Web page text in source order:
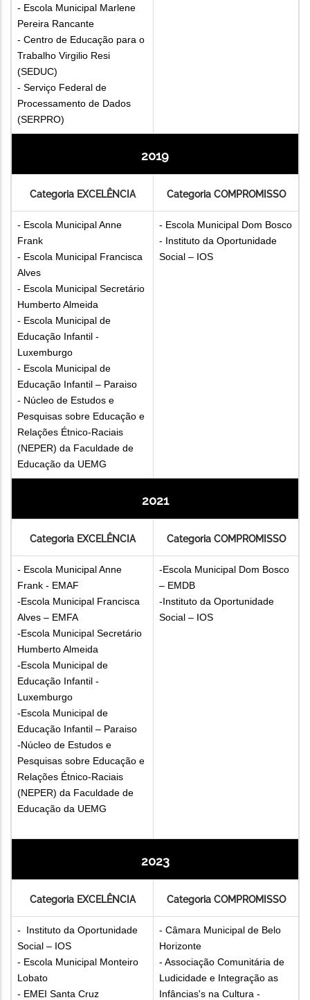
- Escola Municipal Marlene
Pereira Rancante
- Centro de Educação para o
Trabalho Virgilio Resi
(SEDUC)
- Serviço Federal de
Processamento de Dados
(SERPRO)
2019
Categoria EXCELÊNCIA Categoria COMPROMISSO
- Escola Municipal Anne
Frank
- Escola Municipal Francisca
Alves
- Escola Municipal Secretário
Humberto Almeida
- Escola Municipal de
Educação Infantil -
Luxemburgo
- Escola Municipal de
Educação Infantil – Paraiso
- Núcleo de Estudos e
Pesquisas sobre Educação e
Relações Étnico-Raciais
(NEPER) da Faculdade de
Educação da UEMG
- Escola Municipal Dom Bosco
- Instituto da Oportunidade
Social – IOS
2021
Categoria EXCELÊNCIA Categoria COMPROMISSO
- Escola Municipal Anne
Frank - EMAF
-Escola Municipal Francisca
Alves – EMFA
-Escola Municipal Secretário
Humberto Almeida
-Escola Municipal de
Educação Infantil -
Luxemburgo
-Escola Municipal de
Educação Infantil – Paraiso
-Núcleo de Estudos e
Pesquisas sobre Educação e
Relações Étnico-Raciais
(NEPER) da Faculdade de
Educação da UEMG
-Escola Municipal Dom Bosco
– EMDB
-Instituto da Oportunidade
Social – IOS
2023
Categoria EXCELÊNCIA Categoria COMPROMISSO
- Instituto da Oportunidade
Social – IOS
- Escola Municipal Monteiro
Lobato
- EMEI Santa Cruz
- Câmara Municipal de Belo
Horizonte
- Associação Comunitária de
Ludicidade e Integração as
Infâncias's na Cultura -